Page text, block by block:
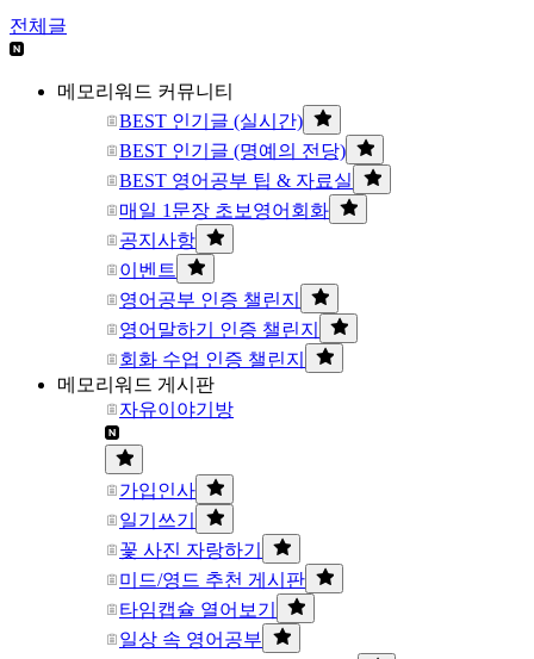
전체글
메모리워드 커뮤니티
BEST 인기글 (실시간)
BEST 인기글 (명예의 전당)
BEST 영어공부 팁 & 자료실
매일 1문장 초보영어회화
공지사항
이벤트
영어공부 인증 챌린지
영어말하기 인증 챌린지
회화 수업 인증 챌린지
메모리워드 게시판
자유이야기방
가입인사
일기쓰기
꽃 사진 자랑하기
미드/영드 추천 게시판
타임캡슐 열어보기
일상 속 영어공부